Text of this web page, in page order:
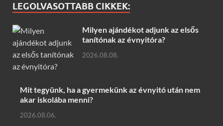
LEGOLVASOTTABB CIKKEK:
Milyen ajándékot adjunk az elsős
tanítónak az évnyitóra?
2026.08.08.
Mit tegyünk, ha a gyermekünk az évnyitó után nem
akar iskolába menni?
2026.08.06.